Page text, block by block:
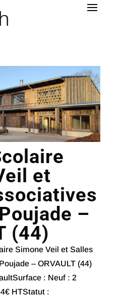
et
–
(44)
Simone Veil et Salles
– ORVAULT (44)
: Neuf : 2
HTStatut :